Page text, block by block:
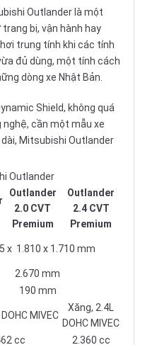
Outlander là một
bị, vận hành hay
trung tính khi các tính
đủ dùng, một tính cách
dòng xe Nhật Bản.
Shield, không quá
cần một mẫu xe
Mitsubishi Outlander
Outlander
Outlander
2.0 CVT
Premium
Outlander
2.4 CVT
Premium
x 1.810 x 1.710 mm
2.670 mm
190 mm
MIVEC
Xăng, 2.4L
DOHC MIVEC
cc 2.360 cc